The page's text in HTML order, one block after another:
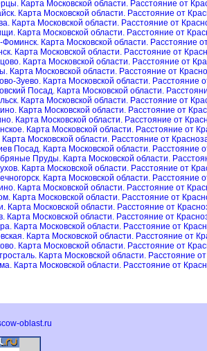
Карта Московской области. Расстояние от
Карта Московской области. Расстояние от
Карта Московской области. Расстояние от
Карта Московской области. Расстояние от
Карта Московской области. Расстояние
Карта Московской области. Расстояние от
Карта Московской области. Расстояние от
Карта Московской области. Расстояние от
Зуево. Карта Московской области. Расстояние
Посад. Карта Московской области.
Карта Московской области. Расстояние от
Карта Московской области. Расстояние от
Карта Московской области. Расстояние от
Карта Московской области. Расстояние от
Карта Московской области. Расстояние от
Посад. Карта Московской области. Расстояние
Пруды. Карта Московской области.
Карта Московской области. Расстояние от
Карта Московской области. Расстояние
Карта Московской области. Расстояние от
Карта Московской области. Расстояние от
Карта Московской области. Расстояние от
Карта Московской области. Расстояние от
Карта Московской области. Расстояние от
Карта Московской области. Расстояние от
Карта Московской области. Расстояние от
Карта Московской области. Расстояние
Карта Московской области. Расстояние от
oblast.ru